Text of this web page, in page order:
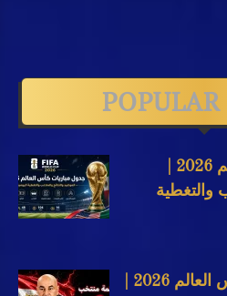
POPULAR
والتغطية